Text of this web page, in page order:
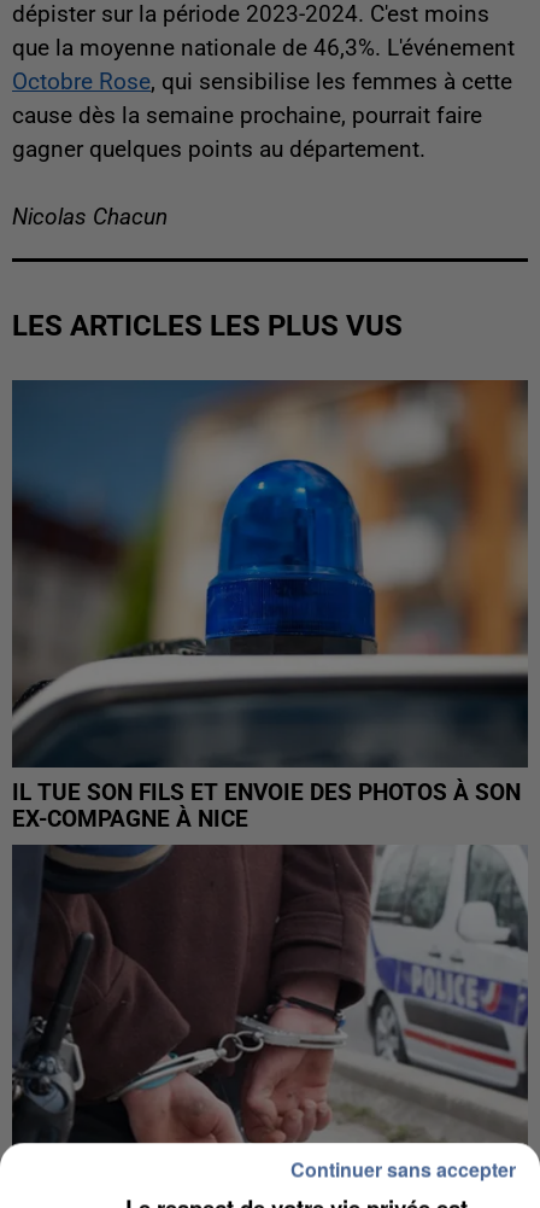
dépister sur la période 2023-2024. C'est moins
que la moyenne nationale de 46,3%. L'événement
Octobre Rose, qui sensibilise les femmes à cette
cause dès la semaine prochaine, pourrait faire
gagner quelques points au département.
Nicolas Chacun
LES ARTICLES LES PLUS VUS
IL TUE SON FILS ET ENVOIE DES PHOTOS À SON
EX-COMPAGNE À NICE
Continuer sans accepter